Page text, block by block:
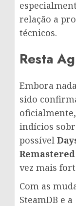
relação a
técnicos.
Resta
Embora
sido
indícios
possível
Remastered
vez mais
Com as
SteamDB e a